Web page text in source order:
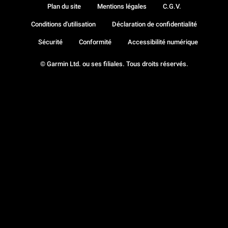
© Garmin Ltd. ou ses filiales. Tous droits réservés.
Plan du site Mentions légales C.G.V.
Conditions d'utilisation Déclaration de confidentialité
Sécurité Conformité Accessibilité numérique